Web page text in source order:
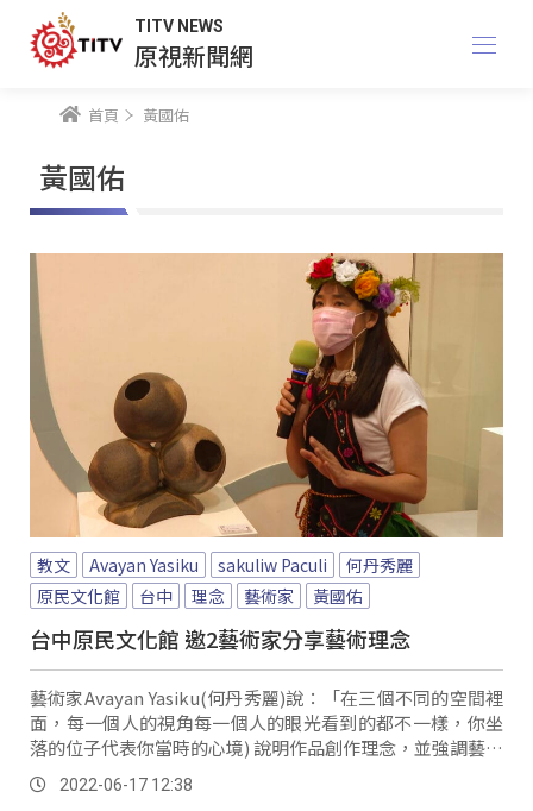
TITV NEWS
原視新聞網
首頁 黃國佑
黃國佑
教文 Avayan Yasiku sakuliw Paculi
何丹秀麗
原民文化館
台中 理念 藝術家 黃國佑
台中原民文化館 邀2藝術家分享藝術理念
藝術家Avayan Yasiku(何丹秀麗)說：「在三個不同的空間裡
面，每一個人的視角每一個人的眼光看到的都不一樣，你坐
落的位子代表你當時的心境) 說明作品創作理念，並強調藝術
創作與觀賞藝術都是由心出發，卑南族藝術家何丹秀麗，年
輕時就離開家鄉在都市生活，因此接觸到茶跟陶藝文化，過
2022-06-17 12:38